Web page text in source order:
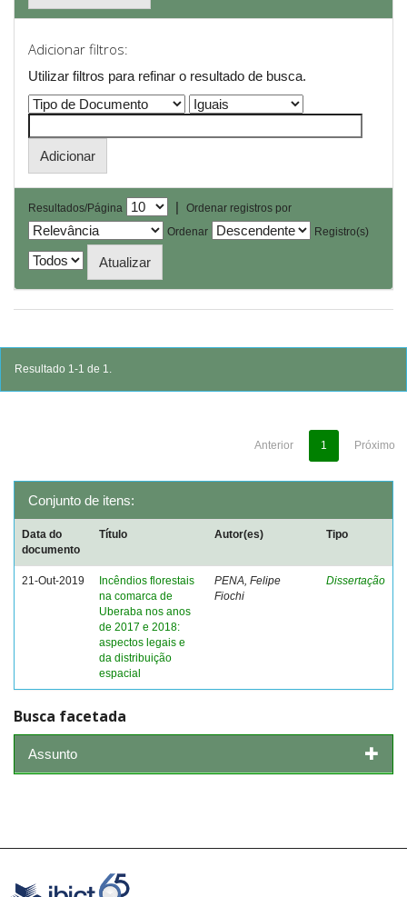
Adicionar filtros:
Utilizar filtros para refinar o resultado de busca.
Resultados/Página |
Ordenar registros por
Ordenar
Registro(s)
Resultado 1-1 de 1.
Anterior 1 Próximo
Conjunto de itens:
Data do
documento
Título Autor(es) Tipo
21-Out-2019
Incêndios florestais
na comarca de
Uberaba nos anos
de 2017 e 2018:
aspectos legais e
da distribuição
espacial
PENA, Felipe
Fiochi
Dissertação
Busca facetada
Assunto